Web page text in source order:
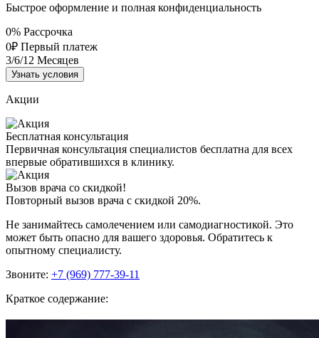
Быстрое оформление и полная конфиденциальность
0% Рассрочка
0₽ Первый платеж
3/6/12 Месяцев
Узнать условия
Акции
Бесплатная консультация
Первичная консультация специалистов бесплатна для всех
впервые обратившихся в клинику.
Вызов врача со скидкой!
Повторный вызов врача с скидкой 20%.
Не занимайтесь самолечением или самодиагностикой. Это
может быть опасно для вашего здоровья. Обратитесь к
опытному специалисту.
Звоните: +7 (969) 777-39-11
Краткое содержание: